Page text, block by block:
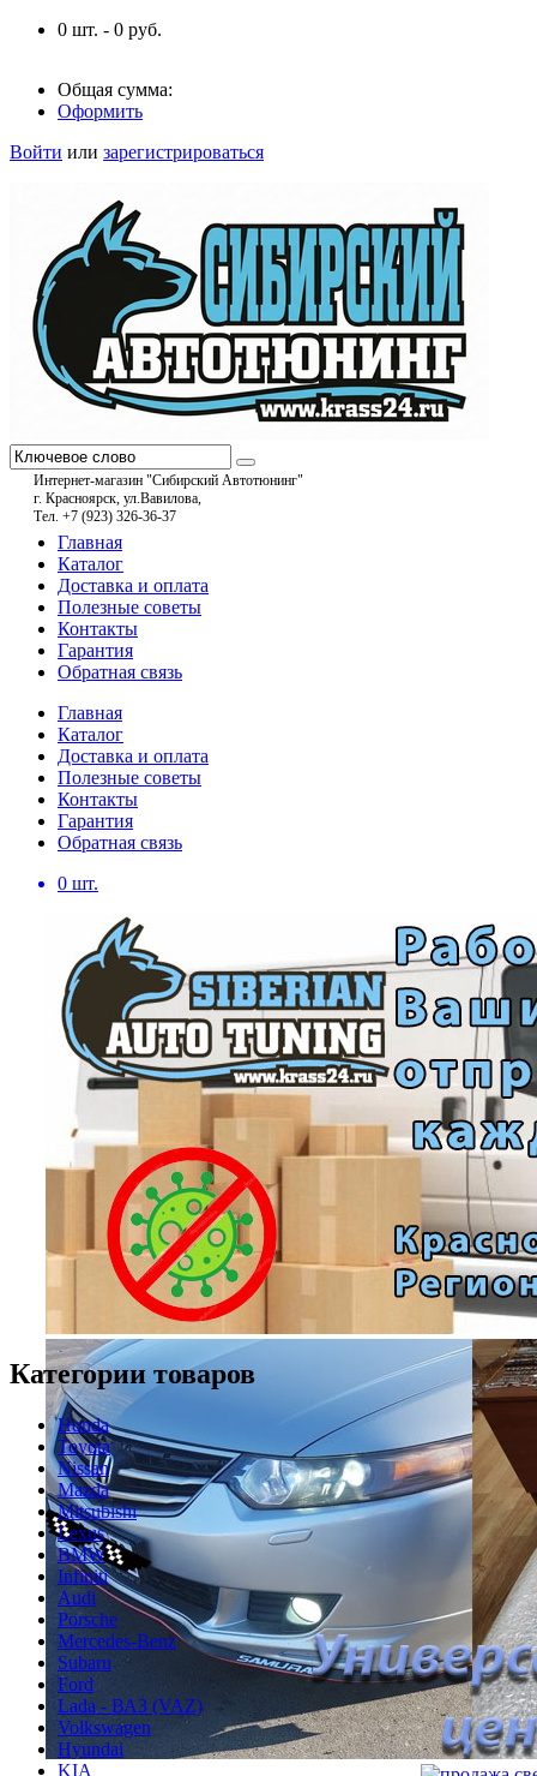
0 шт. - 0 руб.
Общая сумма:
Оформить
Войти или зарегистрироваться
Интернет-магазин "Сибирский Автотюнинг"
г. Красноярск, ул.Вавилова,
Тел. +7 (923) 326-36-37
Главная
Каталог
Доставка и оплата
Полезные советы
Контакты
Гарантия
Обратная связь
Главная
Каталог
Доставка и оплата
Полезные советы
Контакты
Гарантия
Обратная связь
0 шт.
Категории товаров
Honda
Toyota
Nissan
Mazda
Mitsubishi
Lexus
BMW
Infiniti
Audi
Porsche
Mercedes-Benz
Subaru
Ford
Lada - ВАЗ (VAZ)
Volkswagen
Hyundai
KIA